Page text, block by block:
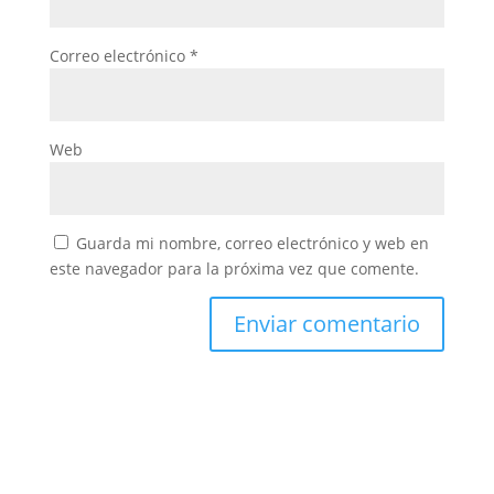
Correo electrónico *
Web
Guarda mi nombre, correo electrónico y web en
este navegador para la próxima vez que comente.